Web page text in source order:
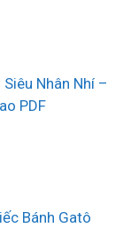
Nhân Nhí –
PDF
Bánh Gatô